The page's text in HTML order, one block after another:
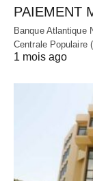
PAIEMENT
Banque Atlantique
Centrale Populaire
1 mois ago